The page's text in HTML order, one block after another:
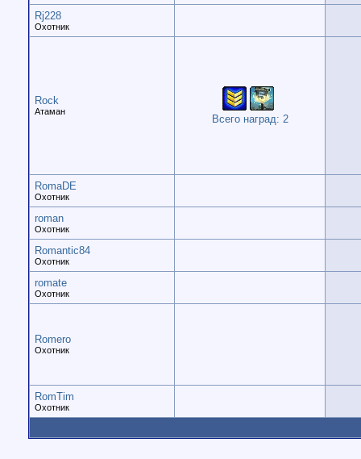
Rj228
Охотник
Rock
Атаман
Всего наград: 2
RomaDE
Охотник
roman
Охотник
Romantic84
Охотник
romate
Охотник
Romero
Охотник
RomTim
Охотник